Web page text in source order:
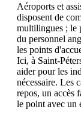
Aéroports et
disposent de
multilingues ; le
du personnel
les points
Ici, à Saint-
aider pour les
nécessaire. Les
repos, un accès
le point avec un